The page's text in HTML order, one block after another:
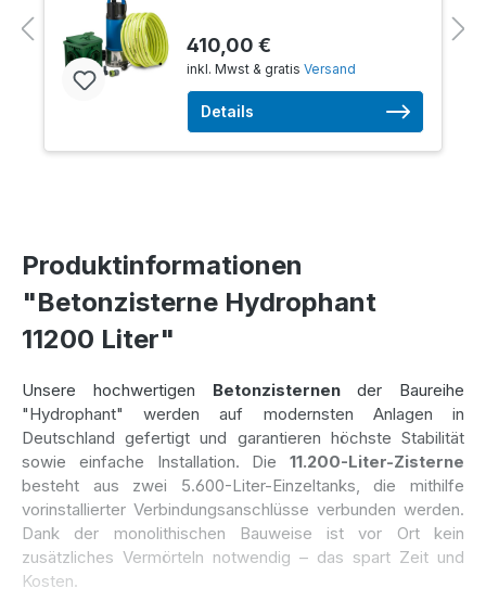
410,00 €
inkl. Mwst & gratis Versand
Details
Produktinformationen
"Betonzisterne Hydrophant
11200 Liter"
Unsere hochwertigen Betonzisternender Baureihe
"Hydrophant" werden auf modernsten Anlagen in
Deutschland gefertigt und garantieren höchste Stabilität
sowie einfache Installation. Die 11.200-Liter-Zisterne
besteht aus zwei 5.600-Liter-Einzeltanks, die mithilfe
vorinstallierter Verbindungsanschlüsse verbunden werden.
Dank der monolithischen Bauweise ist vor Ort kein
zusätzliches Vermörteln notwendig – das spart Zeit und
Kosten.